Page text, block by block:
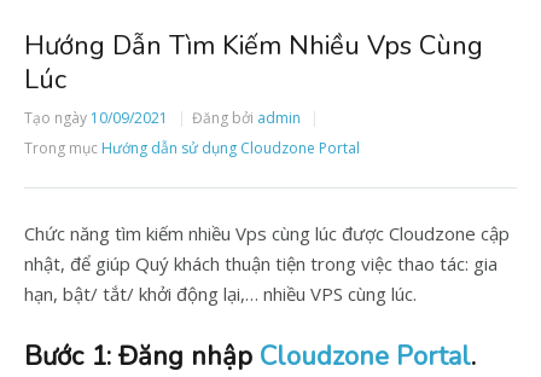
Hướng Dẫn Tìm Kiếm Nhiều Vps Cùng
Lúc
Tạo ngày 10/09/2021 Đăng bởi admin
Trong mục Hướng dẫn sử dụng Cloudzone Portal
Chức năng tìm kiếm nhiều Vps cùng lúc được Cloudzone cập
nhật, để giúp Quý khách thuận tiện trong việc thao tác: gia
hạn, bật/ tắt/ khởi động lại,… nhiều VPS cùng lúc.
Bước 1: Đăng nhập Cloudzone Portal.